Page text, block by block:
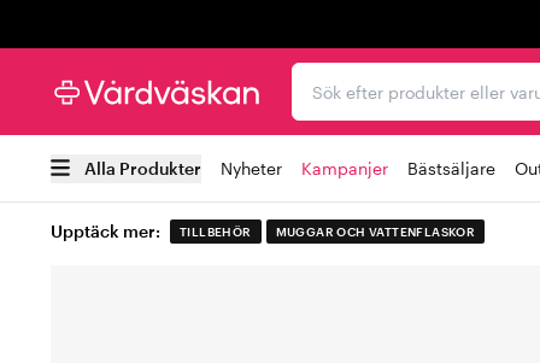
Sök efter produkter eller
Alla Produkter Nyheter Kampanjer Bästsäljare
Upptäck mer: TILLBEHÖR MUGGAR OCH VATTENFLASKOR